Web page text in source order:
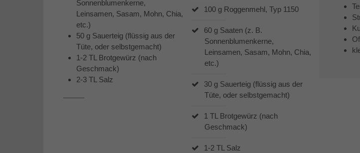
Sonnenblumenkerne,
Leinsamen, Sasam, Mohn, Chia,
etc.)
50 g Sauerteig (flüssig aus der
Tüte, oder selbstgemacht)
1-2 TL Brotgewürz (nach
Geschmack)
2-3 TL Salz
100 g Roggenmehl, Typ 1150
60 g Saaten (z. B.
Sonnenblumenkerne,
Leinsamen, Sasam, Mohn, Chia,
etc.)
30 g Sauerteig (flüssig aus der
Tüte, oder selbstgemacht)
1 TL Brotgewürz (nach
Geschmack)
1-2 TL Salz